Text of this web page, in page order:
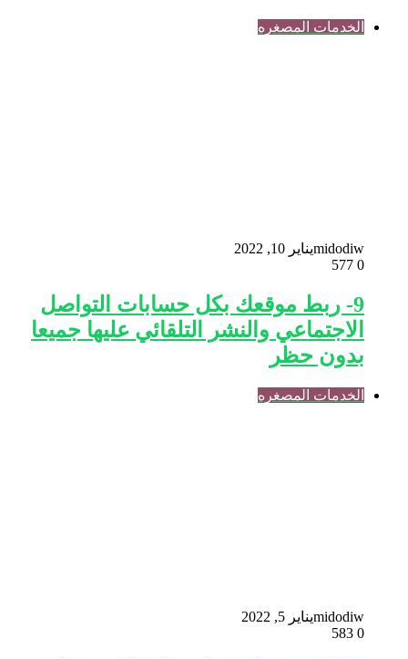
الخدمات المصغره
midodiwيناير 10, 2022
0
9- ربط موقعك بكل حسابات التواصل
الاجتماعي والنشر التلقائي عليها جميعا
بدون حظر
الخدمات المصغره
midodiwيناير 5, 2022
0